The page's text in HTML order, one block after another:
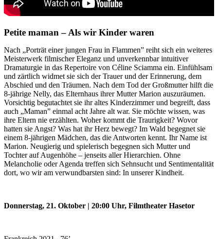
Petite maman – Als wir Kinder waren
Nach „Porträt einer jungen Frau in Flammen” reiht sich ein weiteres
Meisterwerk filmischer Eleganz und unverkennbar intuitiver
Dramaturgie in das Repertoire von Céline Sciamma ein. Einfühlsam
und zärtlich widmet sie sich der Trauer und der Erinnerung, dem
Abschied und den Träumen. Nach dem Tod der Großmutter hilft die
8-jährige Nelly, das Elternhaus ihrer Mutter Marion auszuräumen.
Vorsichtig begutachtet sie ihr altes Kinderzimmer und begreift, dass
auch „Maman” einmal acht Jahre alt war. Sie möchte wissen, was
ihre Eltern nie erzählten. Woher kommt die Traurigkeit? Wovor
hatten sie Angst? Was hat ihr Herz bewegt? Im Wald begegnet sie
einem 8-jährigen Mädchen, das die Antworten kennt. Ihr Name ist
Marion. Neugierig und spielerisch begegnen sich Mutter und
Tochter auf Augenhöhe – jenseits aller Hierarchien. Ohne
Melancholie oder Agenda treffen sich Sehnsucht und Sentimentalität
dort, wo wir am verwundbarsten sind: In unserer Kindheit.
Donnerstag, 21. Oktober | 20:00 Uhr, Filmtheater Hasetor